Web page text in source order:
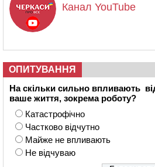
Канал YouTube
ОПИТУВАННЯ
На скільки сильно впливають
ваше життя, зокрема роботу?
Катастрофічно
Частково відчутно
Майже не впливають
Не відчуваю